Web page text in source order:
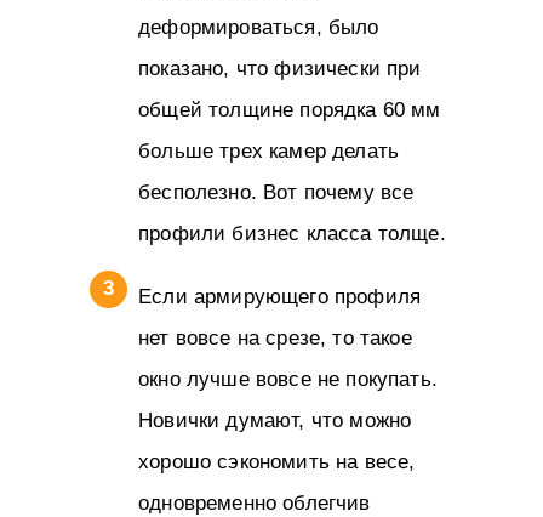
деформироваться, было
показано, что физически при
общей толщине порядка 60 мм
больше трех камер делать
бесполезно. Вот почему все
профили бизнес класса толще.
Если армирующего профиля
нет вовсе на срезе, то такое
окно лучше вовсе не покупать.
Новички думают, что можно
хорошо сэкономить на весе,
одновременно облегчив